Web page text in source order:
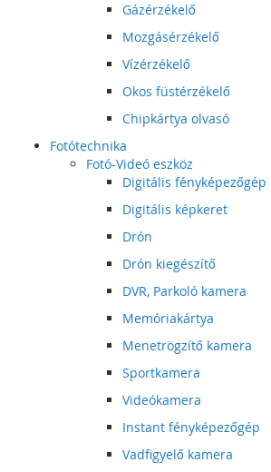
Gázérzékelő
Mozgásérzékelő
Vízérzékelő
Okos füstérzékelő
Chipkártya olvasó
Fotótechnika
Fotó-Videó eszköz
Digitális fényképezőgép
Digitális képkeret
Drón
Drón kiegészítő
DVR, Parkoló kamera
Memóriakártya
Menetrögzítő kamera
Sportkamera
Videókamera
Instant fényképezőgép
Vadfigyelő kamera